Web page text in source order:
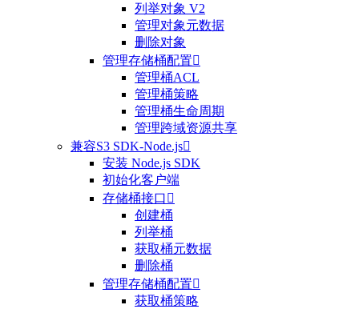
列举对象 V2
管理对象元数据
删除对象
管理存储桶配置
管理桶ACL
管理桶策略
管理桶生命周期
管理跨域资源共享
兼容S3 SDK-Node.js
安装 Node.js SDK
初始化客户端
存储桶接口 
创建桶
列举桶
获取桶元数据
删除桶
管理存储桶配置
获取桶策略